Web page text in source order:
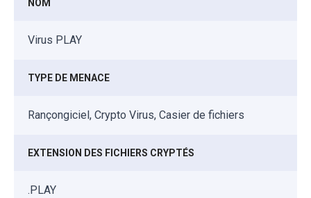
NOM
Virus PLAY
TYPE DE MENACE
Rançongiciel, Crypto Virus, Casier de fichiers
EXTENSION DES FICHIERS CRYPTÉS
.PLAY